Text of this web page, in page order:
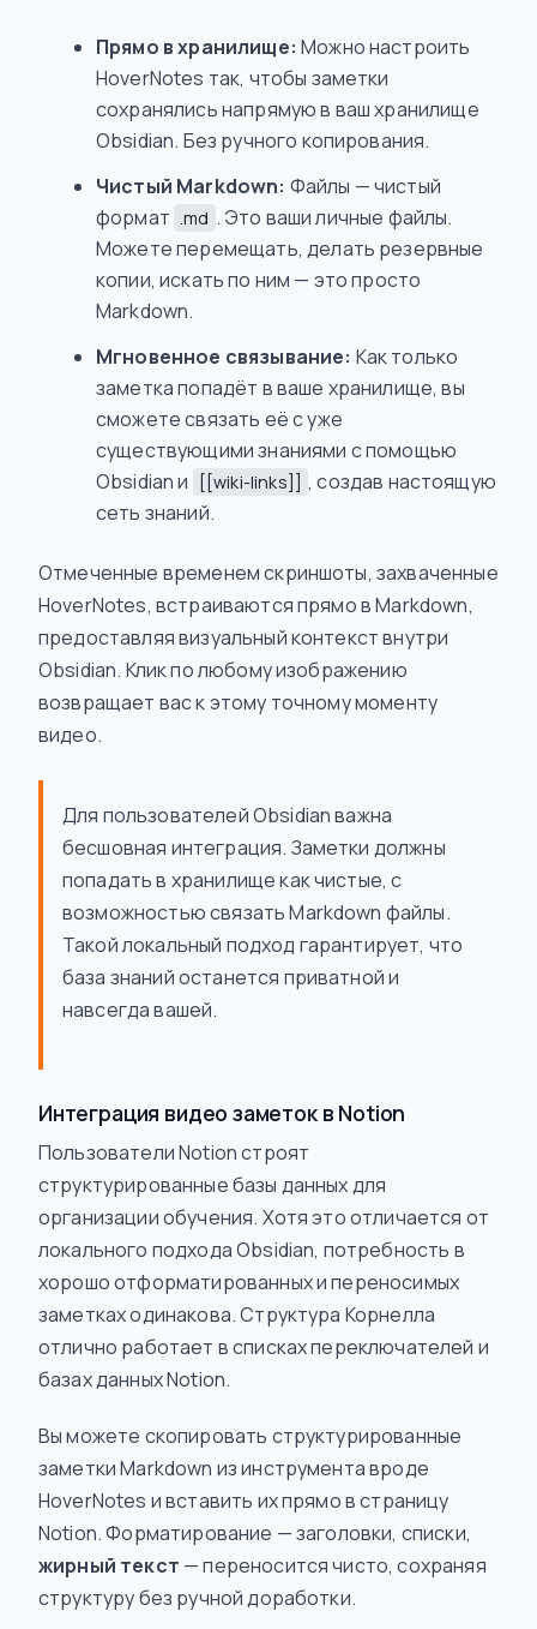
Прямо в хранилище: Можно настроить
HoverNotes так, чтобы заметки
сохранялись напрямую в ваш хранилище
Obsidian. Без ручного копирования.
Чистый Markdown: Файлы — чистый
формат .md . Это ваши личные файлы.
Можете перемещать, делать резервные
копии, искать по ним — это просто
Markdown.
Мгновенное связывание: Как только
заметка попадёт в ваше хранилище, вы
сможете связать её с уже
существующими знаниями с помощью
Obsidian и
[[wiki-links]] , создав настоящую
сеть знаний.
Отмеченные временем скриншоты, захваченные
HoverNotes, встраиваются прямо в Markdown,
предоставляя визуальный контекст внутри
Obsidian. Клик по любому изображению
возвращает вас к этому точному моменту
видео.
Для пользователей Obsidian важна
бесшовная интеграция. Заметки должны
попадать в хранилище как чистые, с
возможностью связать Markdown файлы.
Такой локальный подход гарантирует, что
база знаний останется приватной и
навсегда вашей.
Интеграция видео заметок в Notion
Пользователи Notion строят
структурированные базы данных для
организации обучения. Хотя это отличается от
локального подхода Obsidian, потребность в
хорошо отформатированных и переносимых
заметках одинакова. Структура Корнелла
отлично работает в списках переключателей и
базах данных Notion.
Вы можете скопировать структурированные
заметки Markdown из инструмента вроде
HoverNotes и вставить их прямо в страницу
Notion. Форматирование — заголовки, списки,
жирный текст — переносится чисто, сохраняя
структуру без ручной доработки.